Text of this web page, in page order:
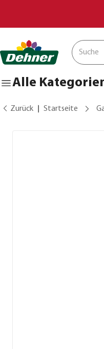
Alle
Zurück Startseite